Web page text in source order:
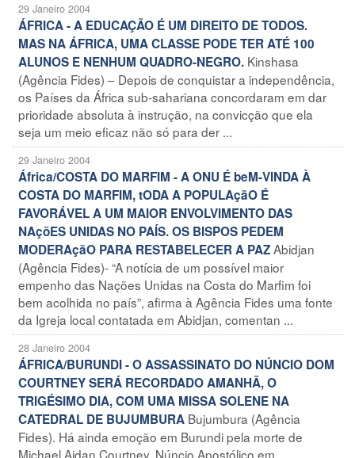
29 Janeiro 2004
ÁFRICA - A EDUCAÇÃO É UM DIREITO DE TODOS.
MAS NA ÁFRICA, UMA CLASSE PODE TER ATÉ 100
ALUNOS E NENHUM QUADRO-NEGRO. Kinshasa
(Agência Fides) – Depois de conquistar a independência,
os Países da África sub-sahariana concordaram em dar
prioridade absoluta à instrução, na convicção que ela
seja um meio eficaz não só para der ...
29 Janeiro 2004
África/COSTA DO MARFIM - A ONU É beM-VINDA À
COSTA DO MARFIM, tODA A POPULAçãO É
FAVORÁVEL A UM MAIOR ENVOLVIMENTO DAS
NAçõES UNIDAS NO PAÍS. OS BISPOS PEDEM
MODERAçãO PARA RESTABELECER A PAZAbidjan
(Agência Fides)- “A notícia de um possível maior
empenho das Nações Unidas na Costa do Marfim foi
bem acolhida no país”, afirma à Agência Fides uma fonte
da Igreja local contatada em Abidjan, comentan ...
28 Janeiro 2004
ÁFRICA/BURUNDI - O ASSASSINATO DO NÚNCIO DOM
COURTNEY SERÁ RECORDADO AMANHÃ, O
TRIGÉSIMO DIA, COM UMA MISSA SOLENE NA
CATEDRAL DE BUJUMBURA Bujumbura (Agência
Fides). Há ainda emoção em Burundi pela morte de
Michael Aidan Courtney, Núncio Apostólico em